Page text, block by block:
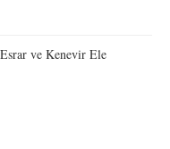
ve Kenevir Ele